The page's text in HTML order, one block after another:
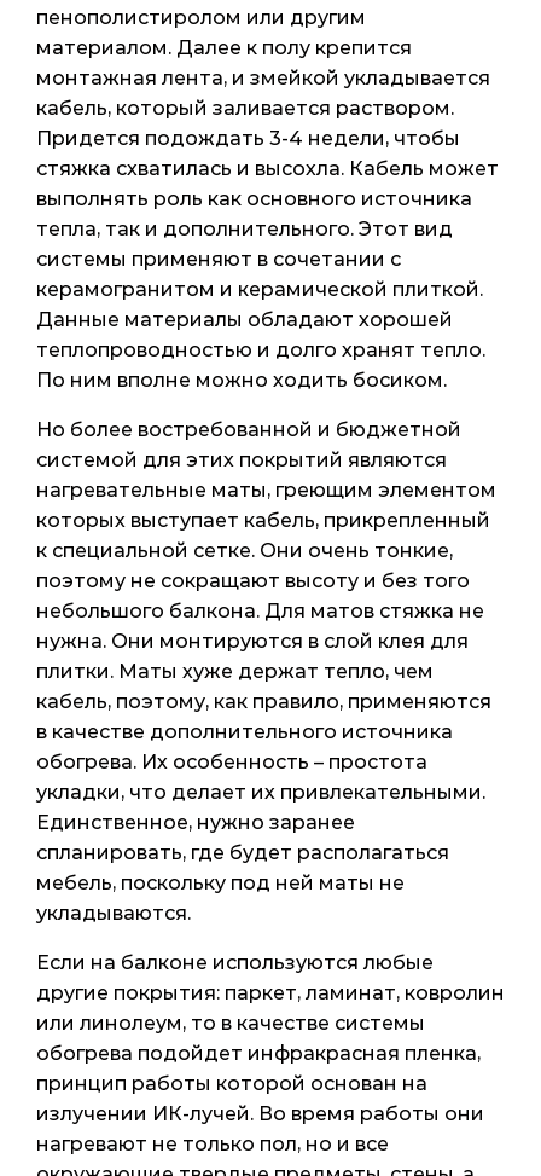
пенополистиролом или другим
материалом. Далее к полу крепится
монтажная лента, и змейкой укладывается
кабель, который заливается раствором.
Придется подождать 3-4 недели, чтобы
стяжка схватилась и высохла. Кабель может
выполнять роль как основного источника
тепла, так и дополнительного. Этот вид
системы применяют в сочетании с
керамогранитом и керамической плиткой.
Данные материалы обладают хорошей
теплопроводностью и долго хранят тепло.
По ним вполне можно ходить босиком.
Но более востребованной и бюджетной
системой для этих покрытий являются
нагревательные маты, греющим элементом
которых выступает кабель, прикрепленный
к специальной сетке. Они очень тонкие,
поэтому не сокращают высоту и без того
небольшого балкона. Для матов стяжка не
нужна. Они монтируются в слой клея для
плитки. Маты хуже держат тепло, чем
кабель, поэтому, как правило, применяются
в качестве дополнительного источника
обогрева. Их особенность – простота
укладки, что делает их привлекательными.
Единственное, нужно заранее
спланировать, где будет располагаться
мебель, поскольку под ней маты не
укладываются.
Если на балконе используются любые
другие покрытия: паркет, ламинат, ковролин
или линолеум, то в качестве системы
обогрева подойдет инфракрасная пленка,
принцип работы которой основан на
излучении ИК-лучей. Во время работы они
нагревают не только пол, но и все